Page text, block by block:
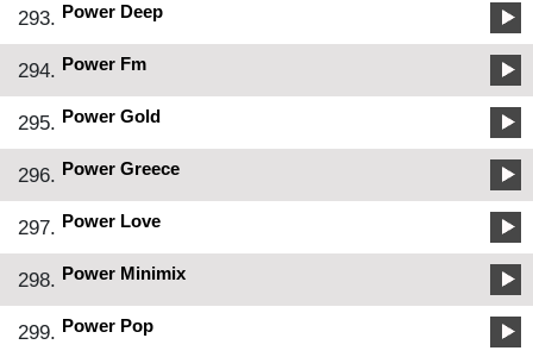
293. Power Deep
294. Power Fm
295. Power Gold
296. Power Greece
297. Power Love
298. Power Minimix
299. Power Pop